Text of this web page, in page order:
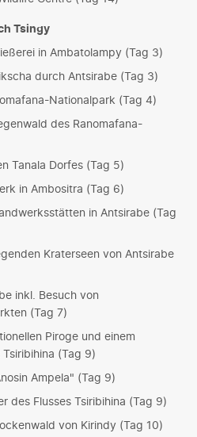
Tsingy
in Ambatolampy (Tag 3)
durch Antsirabe (Tag 3)
Nationalpark (Tag 4)
des Ranomafana-
Tanala Dorfes (Tag 5)
in Ambositra (Tag 6)
in Antsirabe (Tag
Kraterseen von Antsirabe
inkl. Besuch von
(Tag 7)
Piroge und einem
(Tag 9)
Ampela" (Tag 9)
des Flusses Tsiribihina (Tag 9)
von Kirindy (Tag 10)